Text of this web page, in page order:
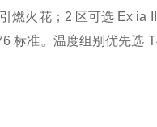
燃火花；2 区可选 Ex ia
标准。温度组别优先选